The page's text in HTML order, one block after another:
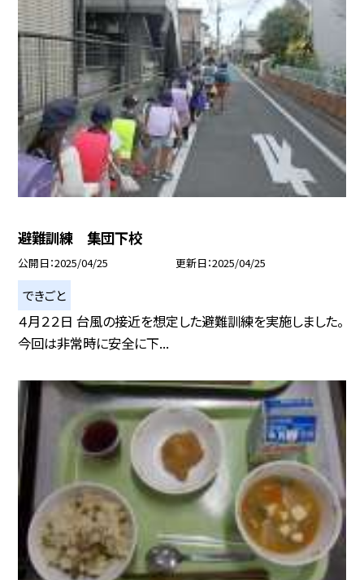
避難訓練 集団下校
公開日 2025/04/25 更新日 2025/04/25
できごと
４月２２日 台風の接近を想定した避難訓練を実施しました。
今回は非常時に安全に下...